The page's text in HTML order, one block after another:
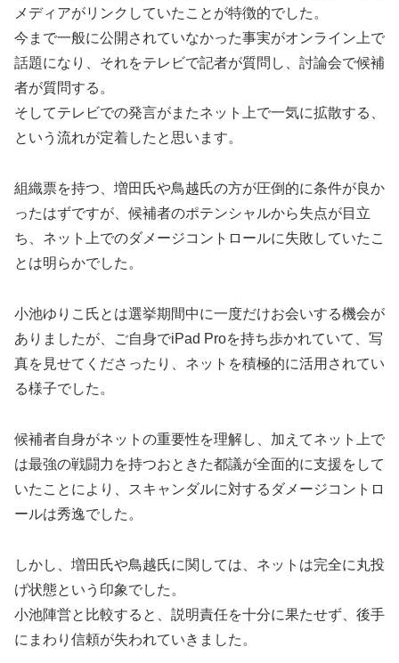
メディアがリンクしていたことが特徴的でした。
今まで一般に公開されていなかった事実がオンライン上で
話題になり、それをテレビで記者が質問し、討論会で候補
者が質問する。
そしてテレビでの発言がまたネット上で一気に拡散する、
という流れが定着したと思います。
組織票を持つ、増田氏や鳥越氏の方が圧倒的に条件が良か
ったはずですが、候補者のポテンシャルから失点が目立
ち、ネット上でのダメージコントロールに失敗していたこ
とは明らかでした。
小池ゆりこ氏とは選挙期間中に一度だけお会いする機会が
ありましたが、ご自身でiPad Proを持ち歩かれていて、写
真を見せてくださったり、ネットを積極的に活用されてい
る様子でした。
候補者自身がネットの重要性を理解し、加えてネット上で
は最強の戦闘力を持つおときた都議が全面的に支援をして
いたことにより、スキャンダルに対するダメージコントロ
ールは秀逸でした。
しかし、増田氏や鳥越氏に関しては、ネットは完全に丸投
げ状態という印象でした。
小池陣営と比較すると、説明責任を十分に果たせず、後手
にまわり信頼が失われていきました。